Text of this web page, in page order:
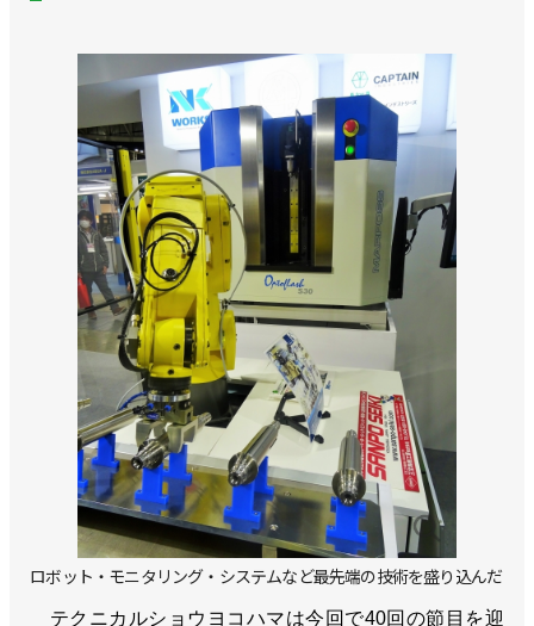
ロボット・モニタリング・システムなど最先端の技術を盛り込んだ
テクニカルショウヨコハマは今回で40回の節目を迎